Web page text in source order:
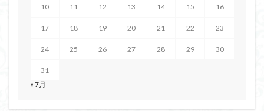
10 11 12 13 14 15 16
17 18 19 20 21 22 23
24 25 26 27 28 29 30
31
« 7月